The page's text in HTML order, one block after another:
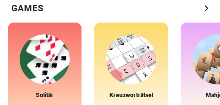
GAMES chevron_right
Solitär Kreuzworträtsel